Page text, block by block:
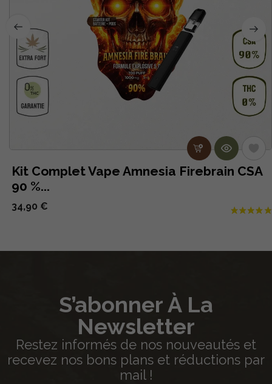
Kit Complet Vape Amnesia Firebrain CSA
90 %...
34,90 €
S’abonner À La
Newsletter
Restez informés de nos nouveautés et
recevez nos bons plans et réductions par
mail !